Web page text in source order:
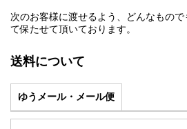
次のお客様に渡せるよう、どんなもの
て保たせて頂いております。
送料について
ゆうメール・メール便